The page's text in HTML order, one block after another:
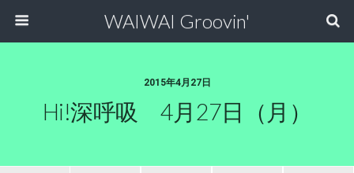
WAIWAI Groovin'
2015年4月27日
Hi!深呼吸 4月27日（月）